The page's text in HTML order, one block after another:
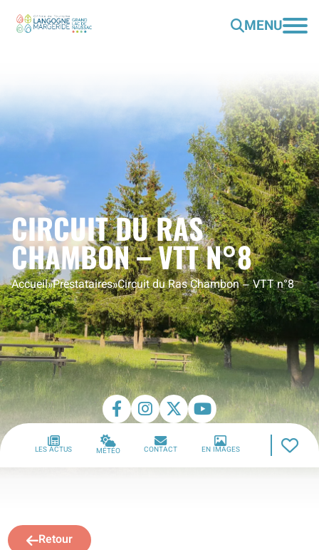
MENU
CIRCUIT DU RAS
CHAMBON – VTT N°8
Accueil»Prestataires»Circuit du Ras Chambon – VTT n°8
LES ACTUS MÉTÉO CONTACT EN IMAGES
Retour